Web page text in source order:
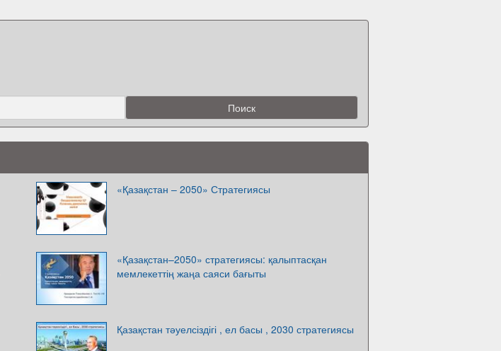
«Қазақстан – 2050» Стратегиясы
«Қазақстан–2050» стратегиясы: қалыптасқан
мемлекеттің жаңа саяси бағыты
Қазақстан тәуелсіздігі , ел басы , 2030 стратегиясы